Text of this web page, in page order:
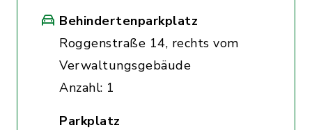
Behindertenparkplatz
Roggenstraße 14, rechts vom
Verwaltungsgebäude
Anzahl: 1
Parkplatz